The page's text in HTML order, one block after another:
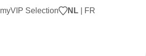
myVIP Selection NL FR